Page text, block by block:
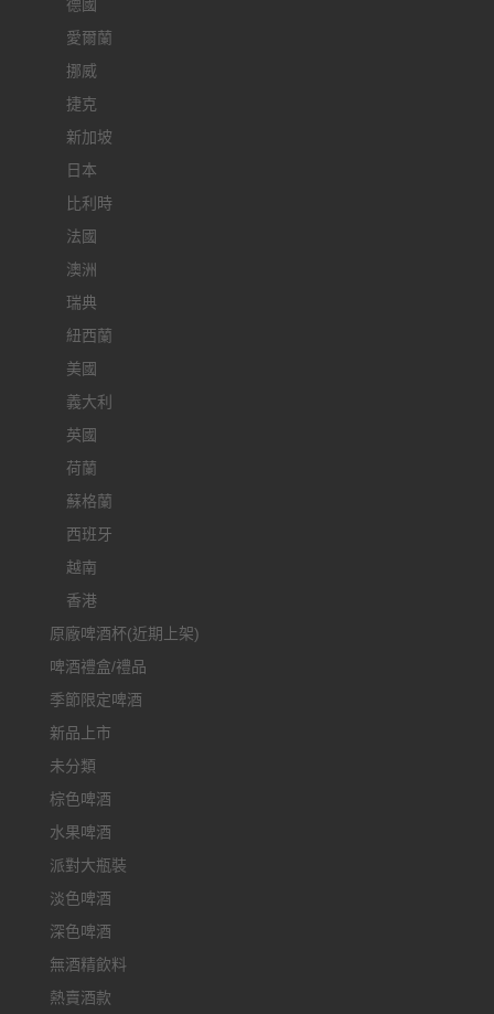
德國
愛爾蘭
挪威
捷克
新加坡
日本
比利時
法國
澳洲
瑞典
紐西蘭
美國
義大利
英國
荷蘭
蘇格蘭
西班牙
越南
香港
原廠啤酒杯(近期上架)
啤酒禮盒/禮品
季節限定啤酒
新品上市
未分類
棕色啤酒
水果啤酒
派對大瓶裝
淡色啤酒
深色啤酒
無酒精飲料
熱賣酒款